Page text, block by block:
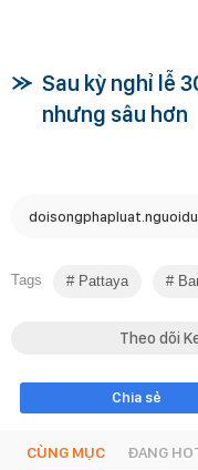
Sau kỳ nghỉ lễ
nhưng sâu hơn
Tags Pattaya
Theo dõi
Chia sẻ
CÙNG MỤC ĐANG